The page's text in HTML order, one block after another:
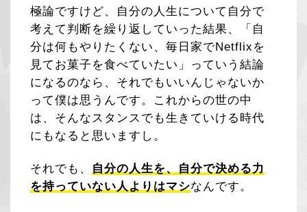
極論ですけど、自分の人生について自分で
考えて判断を繰り返していった結果、「自
分は何もやりたくない、毎日家でNetflixを
見てお菓子を食べていたい」っていう結論
になるのなら、それでもいいんじゃないか
って僕は思うんです。これからの世の中
は、そんなスタンスでも生きていける時代
にもなると思いますし。
それでも、 自分の人生を、自分で決める力
を持っていない人よりはマシなんです。